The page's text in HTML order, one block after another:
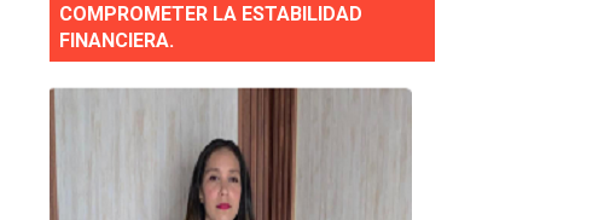
COMPROMETER LA ESTABILIDAD
FINANCIERA.